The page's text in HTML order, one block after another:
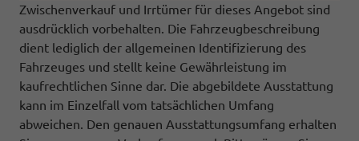
Zwischenverkauf und Irrtümer für dieses Angebot sind
ausdrücklich vorbehalten. Die Fahrzeugbeschreibung
dient lediglich der allgemeinen Identifizierung des
Fahrzeuges und stellt keine Gewährleistung im
kaufrechtlichen Sinne dar. Die abgebildete Ausstattung
kann im Einzelfall vom tatsächlichen Umfang
abweichen. Den genauen Ausstattungsumfang erhalten